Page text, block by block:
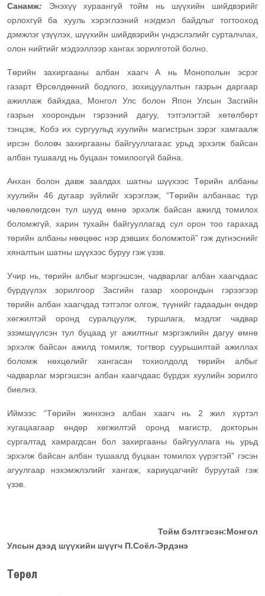
Санамж: Энэхүү хураангуй тойм нь шүүхийн шийдвэрийг
орлохгүй ба хууль хэрэглээний нэгдмэл байдлыг тогтооход
дэмжлэг үзүүлэх, шүүхийн шийдвэрийн үндэслэлийг сурталчлах,
олон нийтийг мэдээллээр хангах зорилготой болно.
Төрийн захиргааны албан хаагч А нь Монополын эсрэг
газарт Өрсөлдөөний бодлого, зохицуулалтын газрын даргаар
ажиллаж байхдаа, Монгол Улс болон Япон Улсын Засгийн
газрын хоорондын гэрээний дагуу, тэтгэлэгтэй хөтөлбөрт
тэнцэж, Кобэ их сургуульд хуулийн магистрын зэрэг хамгаалж
ирсэн боловч захиргааны байгууллагаас урьд эрхэлж байсан
албан тушаалд нь буцаан томилоогүй байна.
Анхан болон давж заалдах шатны шүүхээс Төрийн албаны
хуулийн 46 дугаар зүйлийг хэрэглэж, “Төрийн албанаас түр
чөлөөлөгдсөн тул шууд өмнө эрхэлж байсан ажилд томилох
боломжгүй, харин тухайн байгууллагад сул орон тоо гарахад
төрийн албаны нөөцөөс нэр дэвших боломжтой” гэж дүгнэснийг
хяналтын шатны шүүхээс буруу гэж үзэв.
Учир нь, төрийн албыг мэргэшсэн, чадварлаг албан хаагчдаас
бүрдүүлэх зорилгоор Засгийн газар хоорондын гэрээгээр
төрийн албан хаагчдад тэтгэлэг олгож, түүнийг гадаадын өндөр
хөгжилтэй оронд суралцуулж, туршлага, мэдлэг чадвар
эзэмшүүлсэн тул буцаад уг ажилтныг мэргэжлийн дагуу өмнө
эрхэлж байсан ажилд томилж, тогтвор суурьшилтай ажиллах
боломж нөхцөлийг хангасан тохиолдолд төрийн албыг
чадварлаг мэргэшсэн албан хаагчдаас бүрдэх хуулийн зорилго
биелнэ.
Иймээс “Төрийн жинхэнэ албан хаагч нь 2 жил хүртэл
хугацаагаар өндөр хөгжилтэй оронд магистр, докторын
сургалтад хамрагдсан бол захиргааны байгууллага нь урьд
эрхэлж байсан албан тушаалд буцаан томилох үүрэгтэй” гэсэн
агуулгаар нэхэмжлэлийг хангаж, хариуцагчийг буруутай гэж
үзэв.
Тойм бэлтгэсэн:Монгол
Улсын дээд шүүхийн шүүгч П.Соёл-Эрдэнэ
Төрөл